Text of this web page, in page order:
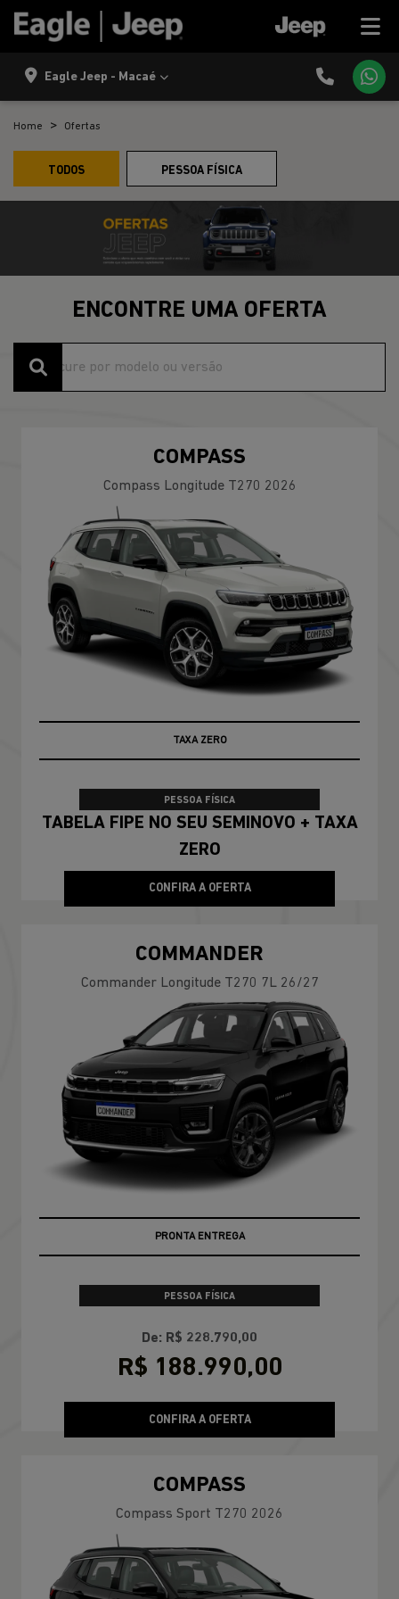
Eagle Jeep - Macaé
Home Ofertas
TODOS PESSOA FÍSICA
ENCONTRE UMA OFERTA
COMPASS
Compass Longitude T270 2026
TAXA ZERO
PESSOA FÍSICA
TABELA FIPE NO SEU SEMINOVO + TAXA
ZERO
CONFIRA A OFERTA
COMMANDER
Commander Longitude T270 7L 26/27
PRONTA ENTREGA
PESSOA FÍSICA
De: R$ 228.790,00
R$ 188.990,00
CONFIRA A OFERTA
COMPASS
Compass Sport T270 2026